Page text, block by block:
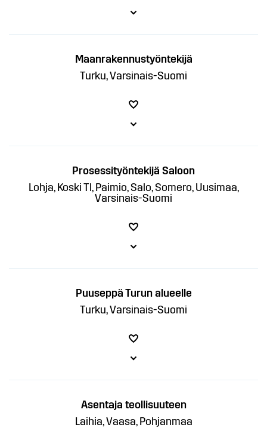
Maanrakennustyöntekijä
Turku, Varsinais-Suomi
Prosessityöntekijä Saloon
Lohja, Koski Tl, Paimio, Salo, Somero, Uusimaa,
Varsinais-Suomi
Puuseppä Turun alueelle
Turku, Varsinais-Suomi
Asentaja teollisuuteen
Laihia, Vaasa, Pohjanmaa